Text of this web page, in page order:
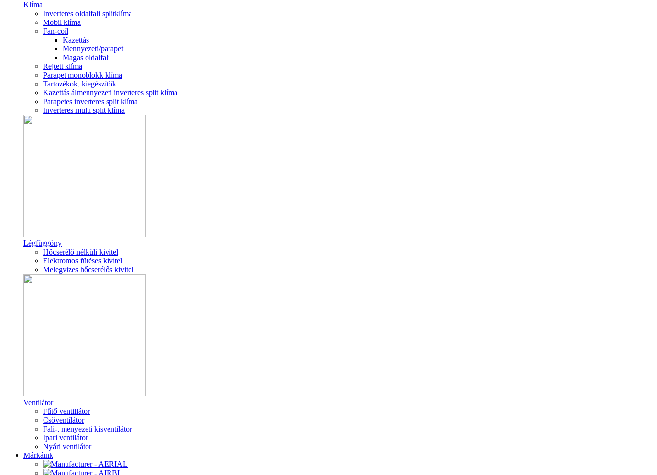
Klíma
Inverteres oldalfali splitklíma
Mobil klíma
Fan-coil
Kazettás
Mennyezeti/parapet
Magas oldalfali
Rejtett klíma
Parapet monoblokk klíma
Tartozékok, kiegészítők
Kazettás álmennyezeti inverteres split klíma
Parapetes inverteres split klíma
Inverteres multi split klíma
Légfüggöny
Hőcserélő nélküli kivitel
Elektromos fűtéses kivitel
Melegvizes hőcserélős kivitel
Ventilátor
Fűtő ventillátor
Csőventilátor
Fali-, menyezeti kisventilátor
Ipari ventilátor
Nyári ventilátor
Márkáink